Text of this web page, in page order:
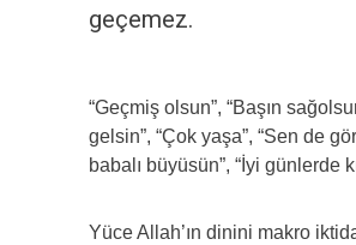
geçemez.
“Geçmiş olsun”, “Başın
gelsin”, “Çok yaşa”, “Sen de
babalı büyüsün”, “İyi günlerde
Yüce Allah’ın dinini makro